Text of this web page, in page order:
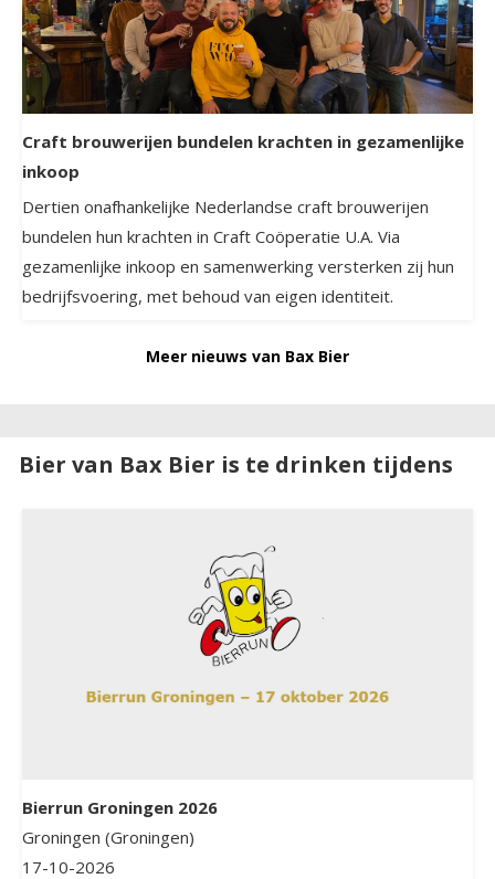
Craft brouwerijen bundelen krachten in gezamenlijke
inkoop
Dertien onafhankelijke Nederlandse craft brouwerijen
bundelen hun krachten in Craft Coöperatie U.A. Via
gezamenlijke inkoop en samenwerking versterken zij hun
bedrijfsvoering, met behoud van eigen identiteit.
Meer nieuws van Bax Bier
Bier van Bax Bier is te drinken tijdens
Bierrun Groningen 2026
Groningen (Groningen)
17-10-2026